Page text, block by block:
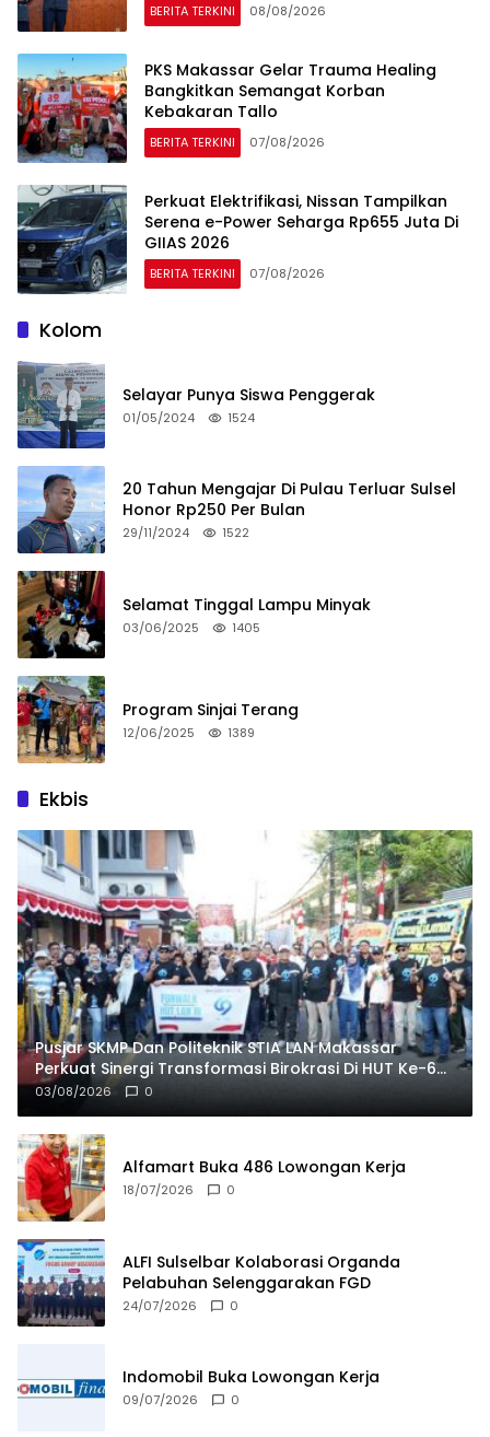
BERITA TERKINI 08/08/2026
PKS Makassar Gelar Trauma Healing
Bangkitkan Semangat Korban
Kebakaran Tallo
BERITA TERKINI 07/08/2026
Perkuat Elektrifikasi, Nissan Tampilkan
Serena e-Power Seharga Rp655 Juta Di
GIIAS 2026
BERITA TERKINI 07/08/2026
Kolom
Selayar Punya Siswa Penggerak
01/05/2024 1524
20 Tahun Mengajar Di Pulau Terluar Sulsel
Honor Rp250 Per Bulan
29/11/2024 1522
Selamat Tinggal Lampu Minyak
03/06/2025 1405
Program Sinjai Terang
12/06/2025 1389
Ekbis
Pusjar SKMP Dan Politeknik STIA LAN Makassar
Perkuat Sinergi Transformasi Birokrasi Di HUT Ke-69
LAN RI
03/08/2026 0
Alfamart Buka 486 Lowongan Kerja
18/07/2026 0
ALFI Sulselbar Kolaborasi Organda
Pelabuhan Selenggarakan FGD
24/07/2026 0
Indomobil Buka Lowongan Kerja
09/07/2026 0